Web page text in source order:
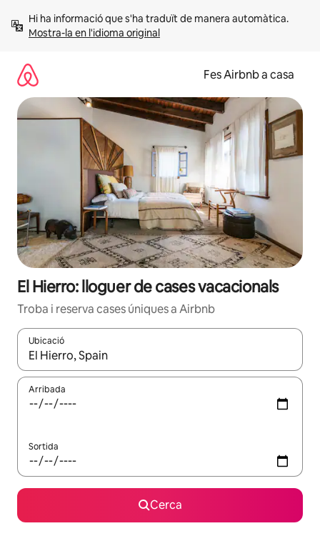
Mostra-la en l'idioma original
Fes Airbnb a casa
El Hierro: lloguer de cases vacacionals
Troba i reserva cases úniques a Airbnb
Ubicació
Quan els resultats estiguin disponibles, podràs navegar-hi a
Arribada
Sortida
Cerca